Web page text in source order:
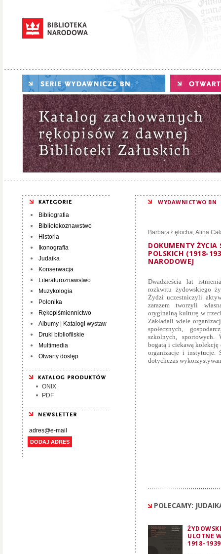
Bibliografia
Bibliotekoznawstwo
Historia
Ikonografia
Judaika
Konserwacja
Literaturoznawstwo
Muzykologia
Polonika
Rękopiśmiennictwo
Albumy | Katalogi wystaw
Druki bibliofilskie
Multimedia
Otwarty dostęp
ONIX
PDF
DODAJ ADRES
WYDAWNICTWO BN
Barbara Łętocha,Alina
DOKUMENTY ŻYCIA
POLSKICH (1918-
NARODOWEJ
Dwadzieścia lat
rozkwitu żydowskiego
Żydzi uczestniczyli
zarazem tworzyli
oryginalną kulturę w
Zakładali wiele
społecznych,
szkolnych, sportowych.
bogatą i ciekawą kolekcję
organizacje i instytucje.
dotychczas
POLECAMY:
ULOTNE